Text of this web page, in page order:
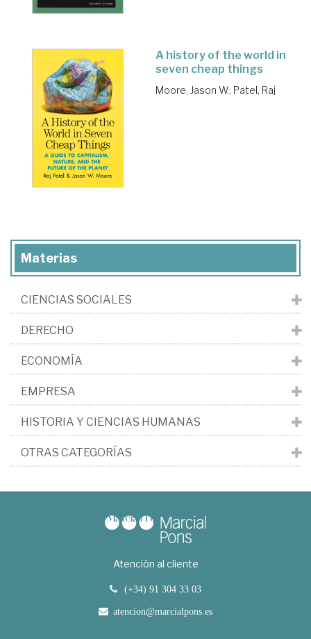
A history of the world in
seven cheap things
Moore, Jason W.; Patel, Raj
Materias
CIENCIAS SOCIALES
DERECHO
ECONOMÍA
EMPRESA
HISTORIA Y CIENCIAS HUMANAS
OTRAS CATEGORÍAS
Atención al cliente
(+34) 91 304 33 03
atencion@marcialpons.es